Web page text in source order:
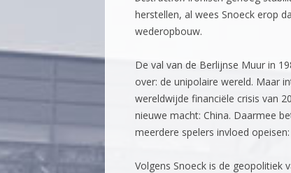
herstellen, al wees Snoeck erop
wederopbouw.
De val van de Berlijnse Muur in
over: de unipolaire wereld. Maar
wereldwijde financiële crisis van
nieuwe macht: China. Daarmee
meerdere spelers invloed
Volgens Snoeck is de geopolitiek